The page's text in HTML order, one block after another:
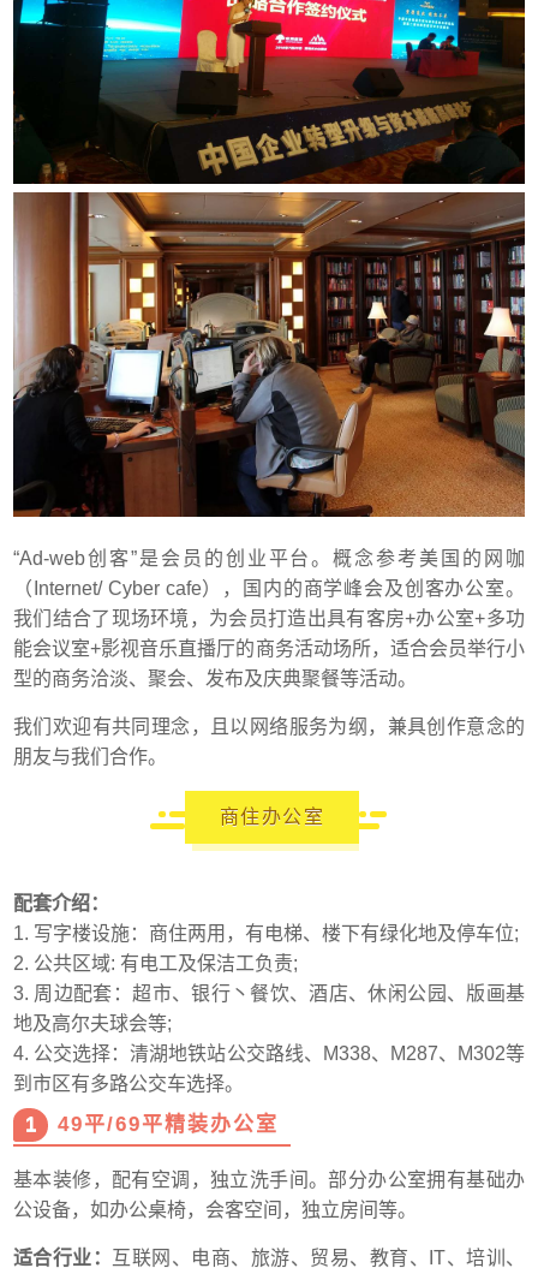
“Ad-web创客”是会员的创业平台。概念参考美国的网咖
（Internet/ Cyber cafe），国内的商学峰会及创客办公室。
我们结合了现场环境，为会员打造出具有客房+办公室+多功
能会议室+影视音乐直播厅的商务活动场所，适合会员举行小
型的商务洽淡、聚会、发布及庆典聚餐等活动。
我们欢迎有共同理念，且以网络服务为纲，兼具创作意念的
朋友与我们合作。
商住办公室
配套介绍：
1. 写字楼设施：商住两用，有电梯、楼下有绿化地及停车位;
2. 公共区域: 有电工及保洁工负责;
3. 周边配套：超市、银行丶餐饮、酒店、休闲公园、版画基
地及高尔夫球会等;
4. 公交选择：清湖地铁站公交路线、M338、M287、M302等
到市区有多路公交车选择。
1 49平/69平精装办公室
基本装修，配有空调，独立洗手间。部分办公室拥有基础办
公设备，如办公桌椅，会客空间，独立房间等。
适合行业： 互联网、电商、旅游、贸易、教育、IT、培训、